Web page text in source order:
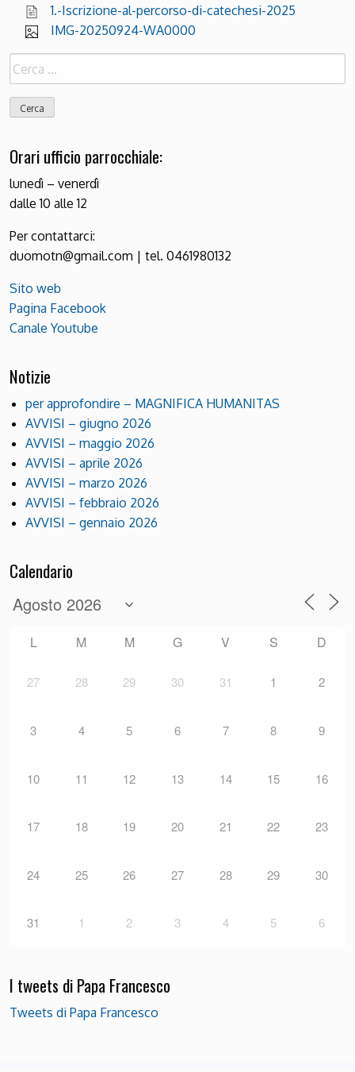
1.-Iscrizione-al-percorso-di-catechesi-2025
IMG-20250924-WA0000
Ricerca
per:
Orari ufficio parrocchiale:
lunedì – venerdì
dalle 10 alle 12
Per contattarci:
duomotn@gmail.com | tel. 0461980132
Sito web
Pagina Facebook
Canale Youtube
Notizie
per approfondire – MAGNIFICA HUMANITAS
AVVISI – giugno 2026
AVVISI – maggio 2026
AVVISI – aprile 2026
AVVISI – marzo 2026
AVVISI – febbraio 2026
AVVISI – gennaio 2026
Calendario
L M M G V S D
27 28 29 30 31 1 2
3 4 5 6 7 8 9
10 11 12 13 14 15 16
17 18 19 20 21 22 23
24 25 26 27 28 29 30
31 1 2 3 4 5 6
I tweets di Papa Francesco
Tweets di Papa Francesco